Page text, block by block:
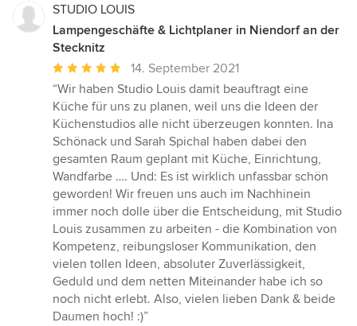
STUDIO LOUIS
Lampengeschäfte & Lichtplaner in Niendorf an der
Stecknitz
Durchschnittliche
Bewertung:
5
von
5
Sternen
14. September 2021
“Wir haben Studio Louis damit beauftragt eine
Küche für uns zu planen, weil uns die Ideen der
Küchenstudios alle nicht überzeugen konnten. Ina
Schönack und Sarah Spichal haben dabei den
gesamten Raum geplant mit Küche, Einrichtung,
Wandfarbe …. Und: Es ist wirklich unfassbar schön
geworden! Wir freuen uns auch im Nachhinein
immer noch dolle über die Entscheidung, mit Studio
Louis zusammen zu arbeiten - die Kombination von
Kompetenz, reibungsloser Kommunikation, den
vielen tollen Ideen, absoluter Zuverlässigkeit,
Geduld und dem netten Miteinander habe ich so
noch nicht erlebt. Also, vielen lieben Dank & beide
Daumen hoch! :)”